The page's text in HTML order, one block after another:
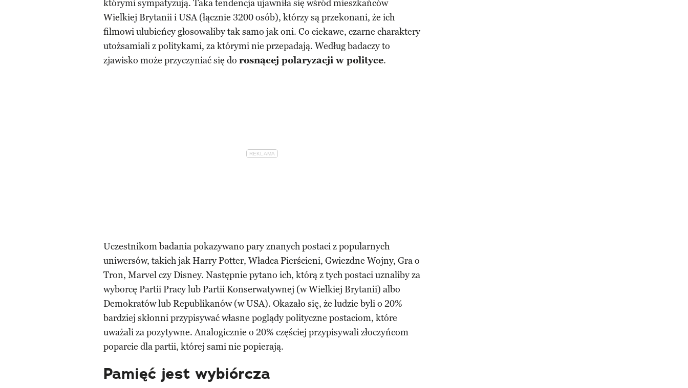
którymi sympatyzują. Taka tendencja ujawniła się wśród mieszkańców
Wielkiej Brytanii i USA (łącznie 3200 osób), którzy są przekonani, że ich
filmowi ulubieńcy głosowaliby tak samo jak oni. Co ciekawe, czarne charaktery
utożsamiali z politykami, za którymi nie przepadają. Według badaczy to
zjawisko może przyczyniać się do rosnącej polaryzacji w polityce.
Uczestnikom badania pokazywano pary znanych postaci z popularnych
uniwersów, takich jak Harry Potter, Władca Pierścieni, Gwiezdne Wojny, Gra o
Tron, Marvel czy Disney. Następnie pytano ich, którą z tych postaci uznaliby za
wyborcę Partii Pracy lub Partii Konserwatywnej (w Wielkiej Brytanii) albo
Demokratów lub Republikanów (w USA). Okazało się, że ludzie byli o 20%
bardziej skłonni przypisywać własne poglądy polityczne postaciom, które
uważali za pozytywne. Analogicznie o 20% częściej przypisywali złoczyńcom
poparcie dla partii, której sami nie popierają.
Pamięć jest wybiórcza